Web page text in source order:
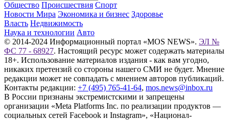
Общество Происшествия Спорт
Новости Мира Экономика и бизнес Здоровье
Власть Недвижимость
Наука и технологии Авто
© 2014-2024 Информационный портал «MOS NEWS». ЭЛ №
ФС 77 - 68927. Настоящий ресурс может содержать материалы
18+. Использование материалов издания - как вам угодно,
никаких претензий со стороны нашего СМИ не будет. Мнение
редакции может не совпадать с мнением авторов публикаций.
Контакты редакции: +7 (495) 765-41-64, mos.news@inbox.ru
В России признаны экстремистскими и запрещены
организации «Meta Platforms Inc. по реализации продуктов —
социальных сетей Facebook и Instagram», «Национал-